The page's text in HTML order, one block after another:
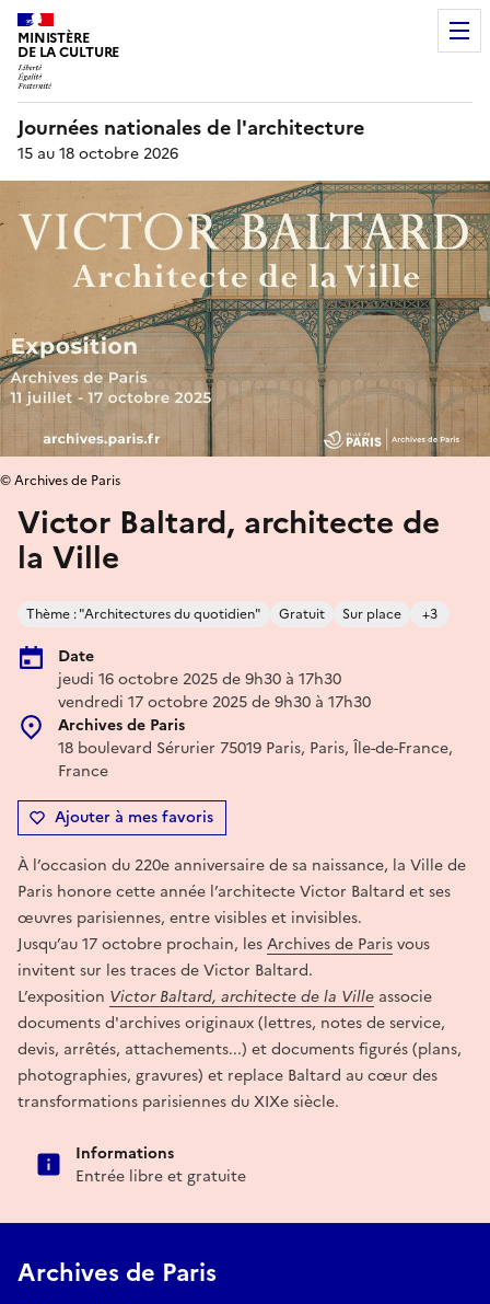
MINISTÈRE
DE LA CULTURE
Journées nationales de l'architecture
15 au 18 octobre 2026
Victor Baltard, architecte de
la Ville
Thème : "Architectures du quotidien" Gratuit Sur place +3
Date
jeudi 16 octobre 2025 de 9h30 à 17h30
vendredi 17 octobre 2025 de 9h30 à 17h30
Archives de Paris
18 boulevard Sérurier 75019 Paris, Paris, Île-de-France,
France
Ajouter à mes favoris
© Archives de Paris
À l’occasion du 220e anniversaire de sa naissance, la Ville de
Paris honore cette année l’architecte Victor Baltard et ses
œuvres parisiennes, entre visibles et invisibles.
Jusqu’au 17 octobre prochain, lesArchives de Parisvous
invitent sur les traces de Victor Baltard.
L’exposition Victor Baltard, architecte de la Ville associe
documents d'archives originaux (lettres, notes de service,
devis, arrêtés, attachements...) et documents figurés (plans,
photographies, gravures) et replace Baltard au cœur des
transformations parisiennes du XIXe siècle.
Informations
Entrée libre et gratuite
Archives de Paris